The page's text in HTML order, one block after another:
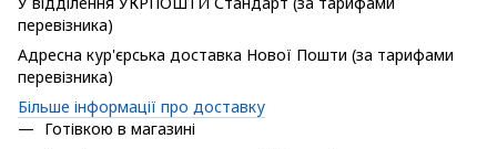
перевізника)
Адресна кур'єрська доставка Нової Пошти (за тарифами
перевізника)
Більше інформації про доставку
Готівкою в магазині